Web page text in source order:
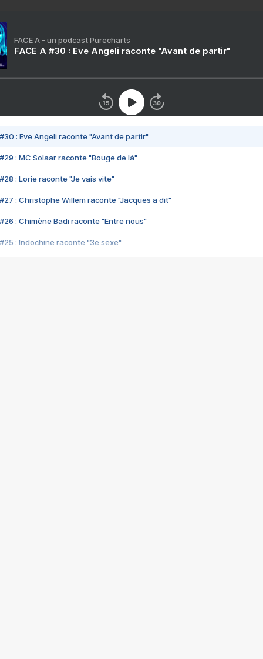
FACE A - un podcast Purecharts
FACE A #30 : Eve Angeli raconte "Avant de partir"
#30 : Eve Angeli raconte "Avant de partir"
#29 : MC Solaar raconte "Bouge de là"
#28 : Lorie raconte "Je vais vite"
#27 : Christophe Willem raconte "Jacques a dit"
#26 : Chimène Badi raconte "Entre nous"
#25 : Indochine raconte "3e sexe"